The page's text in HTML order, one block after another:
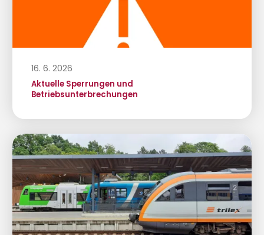
16. 6. 2026
Aktuelle Sperrungen und
Betriebsunterbrechungen